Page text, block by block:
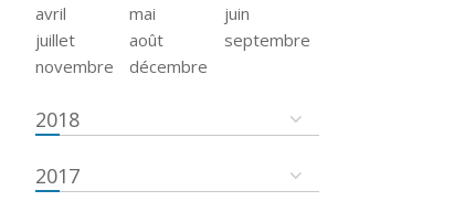
avril
mai
juin
juillet
août
septembre
novembre
décembre
2018
2017